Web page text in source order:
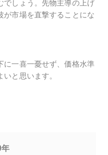
でしょう。先物主導の上げ
が市場を直撃することにな
に一喜一憂せず、価格水準
と思います。
年